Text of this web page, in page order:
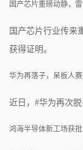
国产芯片重磅动静，
国产芯片行业传来
获得证明。
华为再落子，呆板人
近日，#华为再次
鸿海半导体新工场获批